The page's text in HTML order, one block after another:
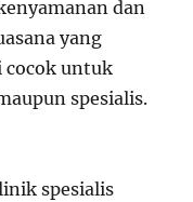
dan
yang
cocok untuk
spesialis.
spesialis